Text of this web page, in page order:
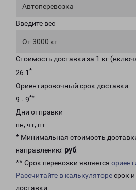
Автоперевозка
Введите вес
От 3000 кг
Стоимость доставки за 1 кг
26.1 *
Ориентировочный срок доставки
9 - 9**
Дни отправки
пн, чт, пт
* Минимальная стоимость
направлению: руб.
** Срок перевозки является
Рассчитайте в калькуляторесрок
доставки.